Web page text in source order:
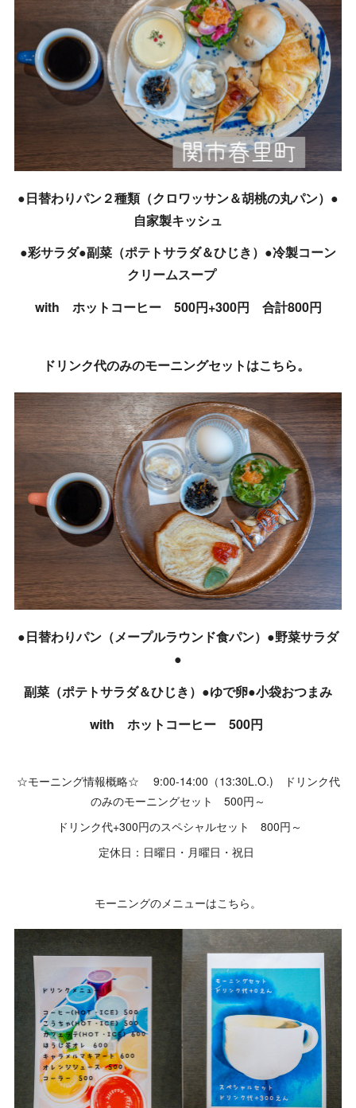
●日替わりパン２種類（クロワッサン＆胡桃の丸パン）●
自家製キッシュ
●彩サラダ●副菜（ポテトサラダ＆ひじき）●冷製コーン
クリームスープ
with ホットコーヒー 500円+300円 合計800円
ドリンク代のみのモーニングセットはこちら。
●日替わりパン（メープルラウンド食パン）●野菜サラダ
●
副菜（ポテトサラダ＆ひじき）●ゆで卵●小袋おつまみ
with ホットコーヒー 500円
☆モーニング情報概略☆ 9:00-14:00（13:30L.O.) ドリンク代
のみのモーニングセット 500円～
ドリンク代+300円のスペシャルセット 800円～
定休日：日曜日・月曜日・祝日
モーニングのメニューはこちら。